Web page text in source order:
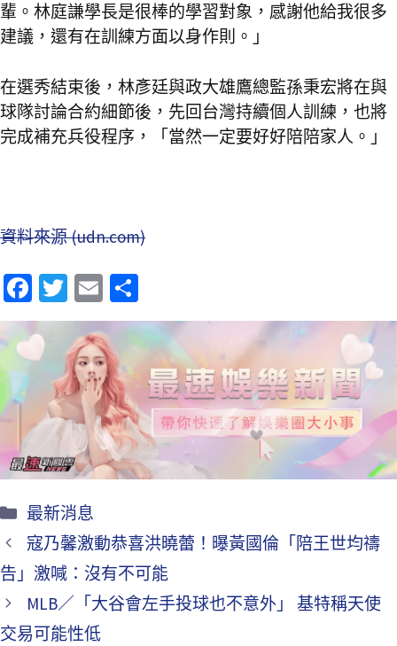
輩。林庭謙學長是很棒的學習對象，感謝他給我很多
建議，還有在訓練方面以身作則。」
在選秀結束後，林彥廷與政大雄鷹總監孫秉宏將在與
球隊討論合約細節後，先回台灣持續個人訓練，也將
完成補充兵役程序，「當然一定要好好陪陪家人。」
資料來源 (udn.com)
Fa
ce
b
o
k
T
wi
tt
er
E
m
ai
l
享
最新消息
寇乃馨激動恭喜洪曉蕾！曝黃國倫「陪王世均禱
告」激喊：沒有不可能
MLB／「大谷會左手投球也不意外」 基特稱天使
交易可能性低